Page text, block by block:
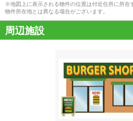
※地図上に表示される物件の位置は付近住所に所在
物件所在地とは異なる場合がございます。
周辺施設